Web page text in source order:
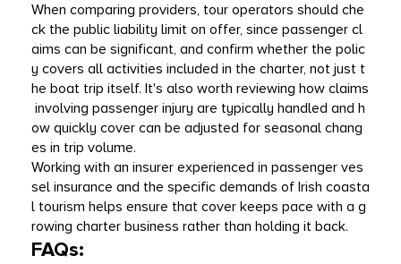
When comparing providers, tour operators should che
ck the public liability limit on offer, since passenger cl
aims can be significant, and confirm whether the polic
y covers all activities included in the charter, not just t
he boat trip itself. It's also worth reviewing how claims
involving passenger injury are typically handled and h
ow quickly cover can be adjusted for seasonal chang
es in trip volume.
Working with an insurer experienced in passenger ves
sel insurance and the specific demands of Irish coasta
l tourism helps ensure that cover keeps pace with a g
rowing charter business rather than holding it back.
FAQs: